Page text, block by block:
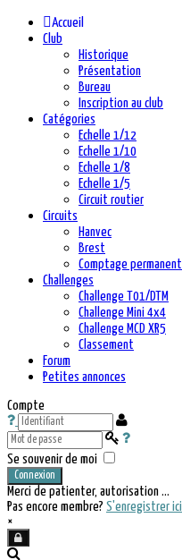
Accueil
Club
Historique
Présentation
Bureau
Inscription au club
Catégories
Echelle 1/12
Echelle 1/10
Echelle 1/8
Echelle 1/5
Circuit routier
Circuits
Hanvec
Brest
Comptage permanent
Challenges
Challenge T01/DTM
Challenge Mini 4x4
Challenge MCD XR5
Classement
Forum
Petites annonces
Compte
Se souvenir de moi
Connexion
Merci de patienter, autorisation ...
Pas encore membre? S'enregistrer ici
×
précédente
précédent
suivante
suivant